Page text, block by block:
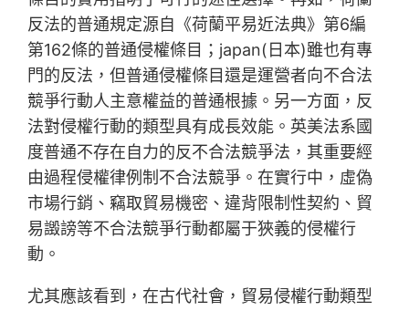
反法的普通規定源自《荷蘭平易近法典》第6編
第162條的普通侵權條目；japan(日本)雖也有專
門的反法，但普通侵權條目還是運營者向不合法
競爭行動人主意權益的普通根據。另一方面，反
法對侵權行動的類型具有成長效能。英美法系國
度普通不存在自力的反不合法競爭法，其重要經
由過程侵權律例制不合法競爭。在實行中，虛偽
市場行銷、竊取貿易機密、違背限制性契約、貿
易譭謗等不合法競爭行動都屬于狹義的侵權行
動。
尤其應該看到，在古代社會，貿易侵權行動類型